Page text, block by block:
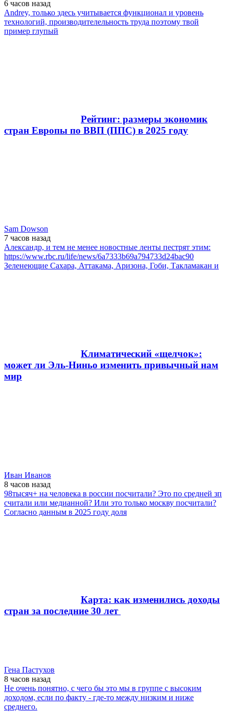
6 часов назад
Andrey, только здесь учитывается функционал и уровень
технологий, производителельность труда поэтому твой
пример глупый
Рейтинг: размеры экономик
стран Европы по ВВП (ППС) в 2025 году
Sam Dowson
7 часов назад
Александр, и тем не менее новостные ленты пестрят этим:
https://www.rbc.ru/life/news/6a7333b69a794733d24bac90
Зеленеющие Сахара, Аттакама, Аризона, Гоби, Такламакан и
Климатический «щелчок»:
может ли Эль-Ниньо изменить привычный нам
мир
Иван Иванов
8 часов назад
98тысяч+ на человека в россии посчитали? Это по средней зп
считали или медианной? Или это только москву посчитали?
Согласно данным в 2025 году доля
Карта: как изменились доходы
стран за последние 30 лет
Гена Пастухов
8 часов назад
Не очень понятно, с чего бы это мы в группе с высоким
доходом, если по факту - где-то между низким и ниже
среднего.